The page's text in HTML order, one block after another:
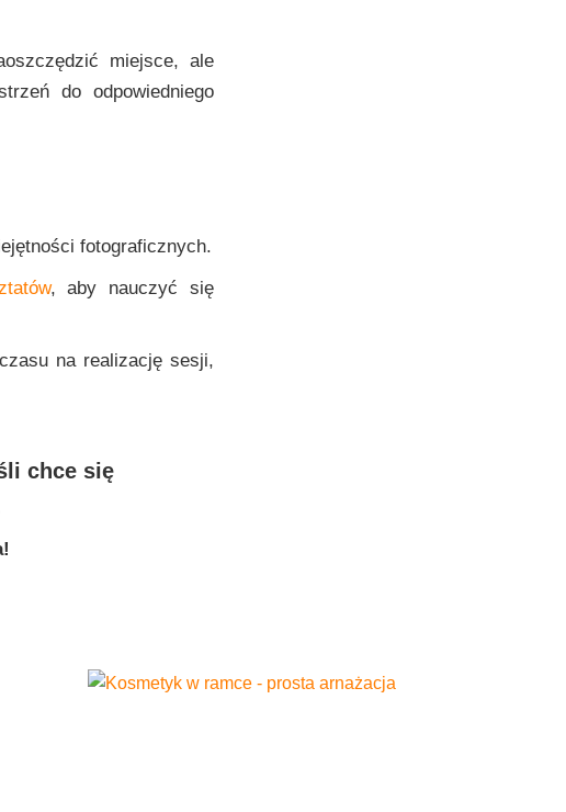
miejsce, ale
do odpowiedniego
fotograficznych.
, aby nauczyć się
na realizację sesji,
chce się